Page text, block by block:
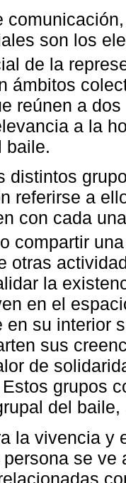
son los
de la
ámbitos
reúnen a
a la
baile.
distintos
referirse a
con cada
compartir
otras
la
en el
en su interior
sus
de
grupos
del baile,
la vivencia y
se ve